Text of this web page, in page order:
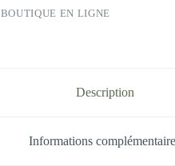
BOUTIQUE EN LIGNE
Description
Informations